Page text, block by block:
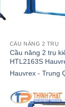
CẦU NÂNG 2 TRỤ
Cầu nâng 2 trụ
HTL2163S
Hauvrex - Trung